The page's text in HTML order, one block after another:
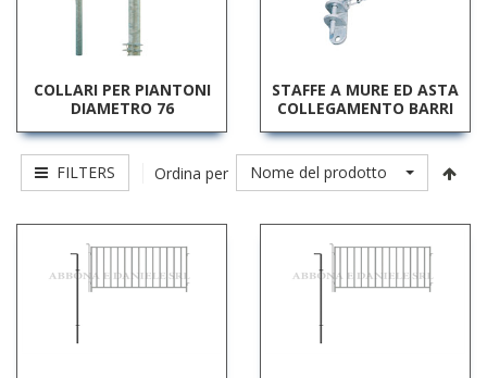
COLLARI PER PIANTONI
DIAMETRO 76
STAFFE A MURE ED ASTA
COLLEGAMENTO BARRI
FILTERS Ordina per Nome del prodotto